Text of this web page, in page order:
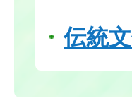
伝統